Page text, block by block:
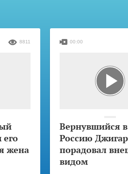
жена
8811
Вернувшийся в
Россию
порадовал
видом
00:00